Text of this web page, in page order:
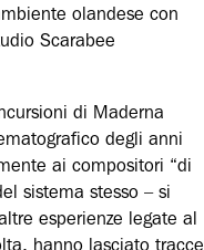
olandese con
Scarabee
di Maderna
degli anni
ai compositori “di
sistema stesso – si
esperienze legate al
hanno lasciato tracce